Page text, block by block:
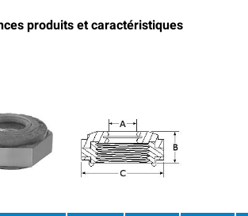
produits et caractéristiques